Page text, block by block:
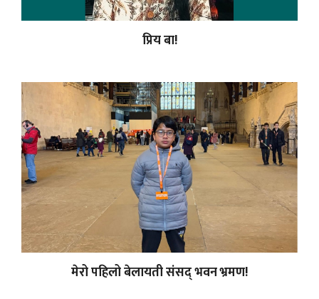
प्रिय बा!
मेरो पहिलो बेलायती संसद् भवन भ्रमण!